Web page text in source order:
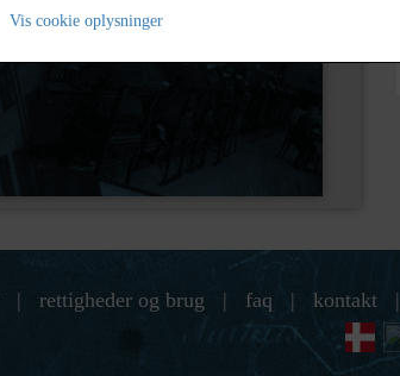
| rettigheder og brug | faq | kontakt |
Vis cookie oplysninger